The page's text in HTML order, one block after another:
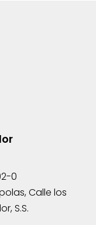
0
Calle los
S.S.